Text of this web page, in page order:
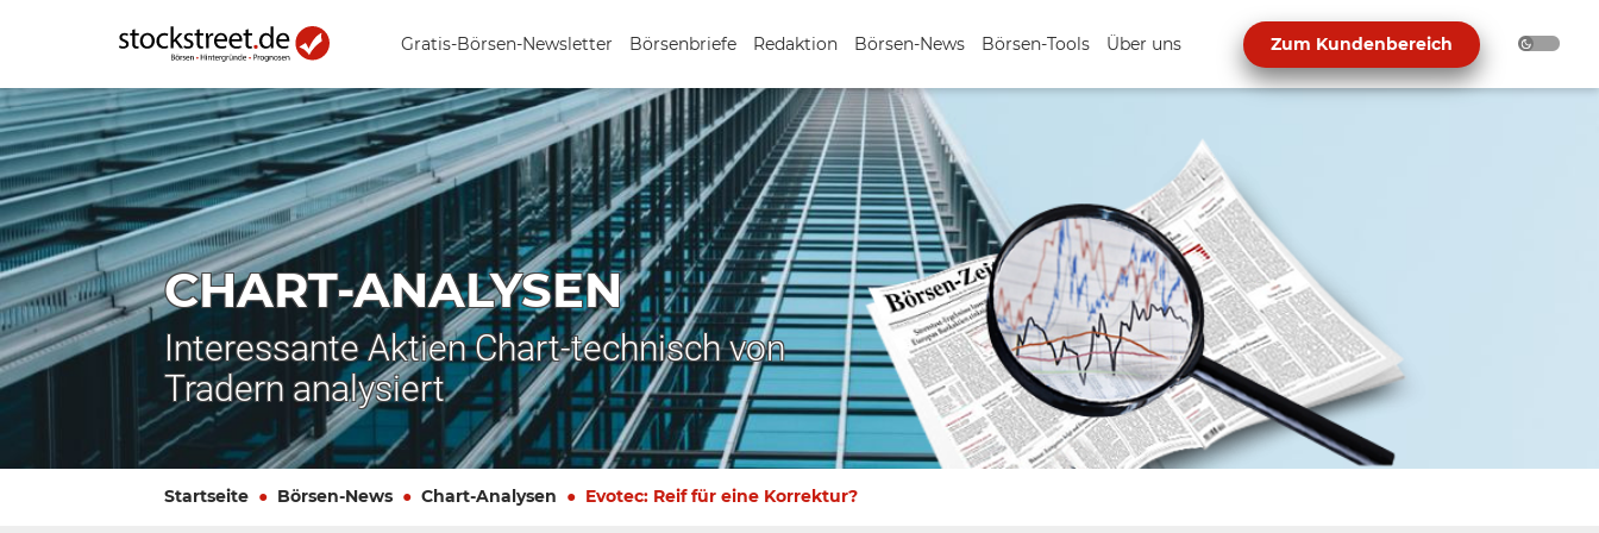
Gratis-Börsen-Newsletter Börsenbriefe Redaktion Börsen-News Börsen-Tools Über uns Zum Kundenbereich
CHART-ANALYSEN
Interessante Aktien Chart-technisch von
Tradern analysiert
Startseite Börsen-News Chart-Analysen Evotec: Reif für eine Korrektur?